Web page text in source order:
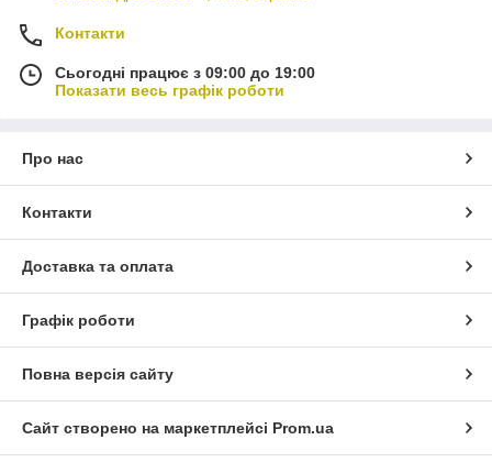
Контакти
Сьогодні працює з 09:00 до 19:00
Показати весь графік роботи
Про нас
Контакти
Доставка та оплата
Графік роботи
Повна версія сайту
Сайт створено на маркетплейсі Prom.ua